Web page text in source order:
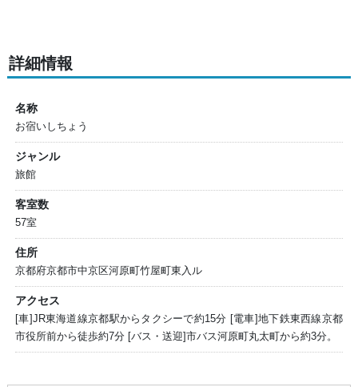
詳細情報
名称
お宿いしちょう
ジャンル
旅館
客室数
57室
住所
京都府京都市中京区河原町竹屋町東入ル
アクセス
[車]JR東海道線京都駅からタクシーで約15分 [電車]地下鉄東西線京都
市役所前から徒歩約7分 [バス・送迎]市バス河原町丸太町から約3分。